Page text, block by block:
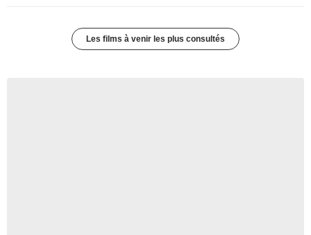
Les films à venir les plus consultés